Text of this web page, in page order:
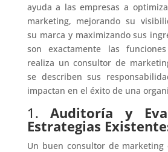
ayuda a las empresas a
marketing, mejorando su
su marca y maximizando sus
son exactamente las
realiza un consultor de
se describen sus
impactan en el éxito de una
1.Auditoría y
Estrategias
Un buen consultor de marketing